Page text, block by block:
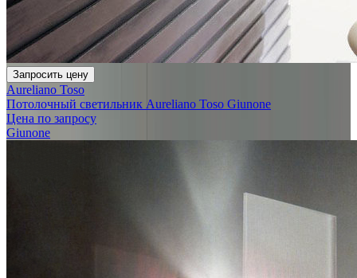
Запросить цену
Aureliano Toso
Потолочный светильник Aureliano Toso Giunone
Цена по запросу
Giunone